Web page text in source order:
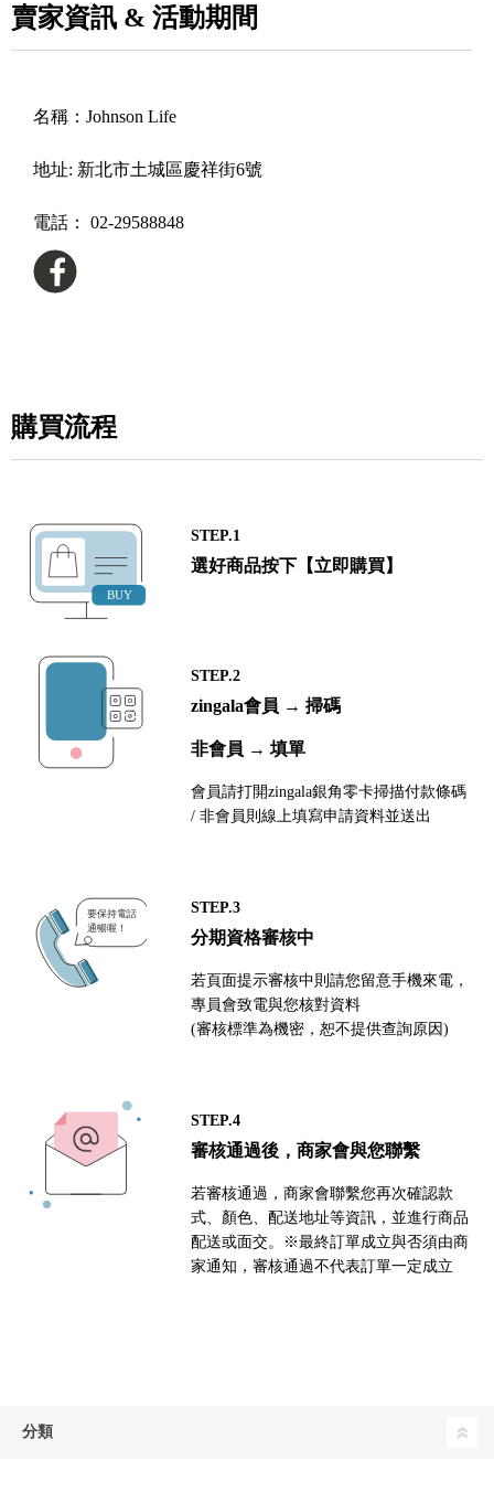
賣家資訊 & 活動期間
名稱： Johnson Life
地址: 新北市土城區慶祥街6號
電話： 02-29588848
購買流程
STEP.1
選好商品按下【立即購買】
STEP.2
zingala會員 → 掃碼
非會員 → 填單
會員請打開zingala銀角零卡掃描付款條碼
/ 非會員則線上填寫申請資料並送出
STEP.3
分期資格審核中
若頁面提示審核中則請您留意手機來電，
專員會致電與您核對資料
(審核標準為機密，恕不提供查詢原因)
STEP.4
審核通過後，商家會與您聯繫
若審核通過，商家會聯繫您再次確認款
式、顏色、配送地址等資訊，並進行商品
配送或面交。※最終訂單成立與否須由商
家通知，審核通過不代表訂單一定成立
分類